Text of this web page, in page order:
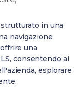
in una
navigazione
una
consentendo ai
esplorare